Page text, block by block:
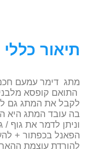
תיאור כללי
וניתן לדמר את גוף
הפאנל בכפתור +
להורדת עוצמת